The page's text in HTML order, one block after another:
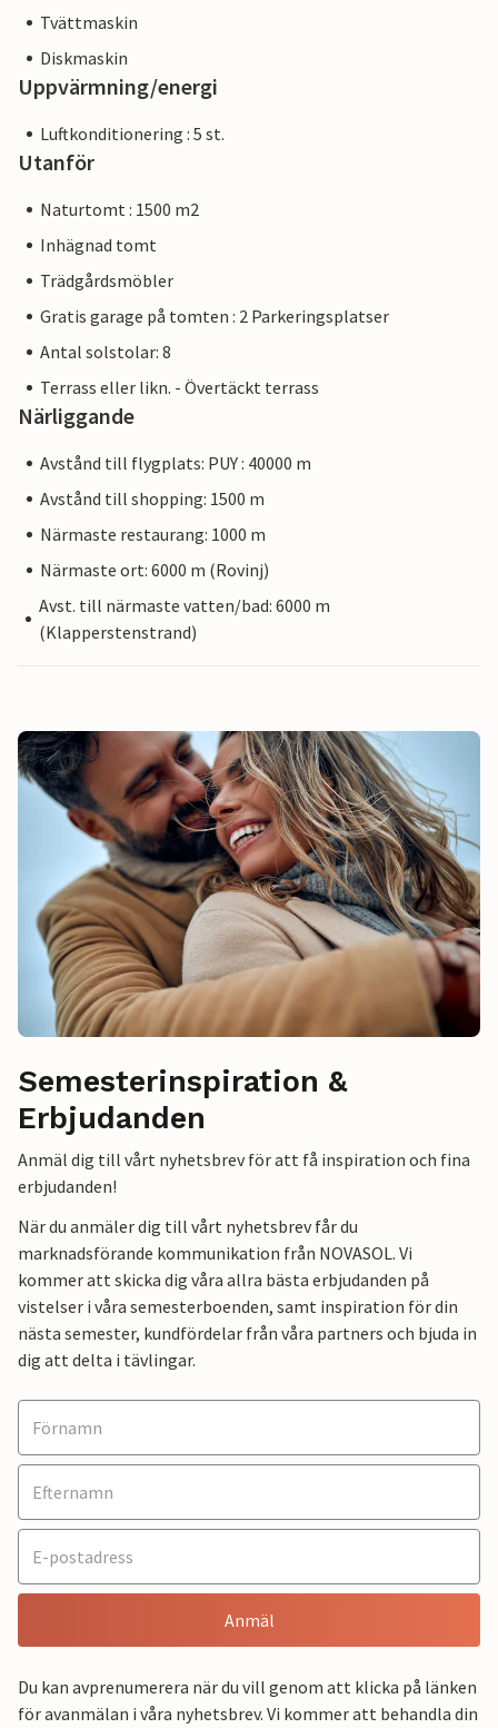
Tvättmaskin
Diskmaskin
Uppvärmning/energi
Luftkonditionering : 5 st.
Utanför
Naturtomt : 1500 m2
Inhägnad tomt
Trädgårdsmöbler
Gratis garage på tomten : 2 Parkeringsplatser
Antal solstolar: 8
Terrass eller likn. - Övertäckt terrass
Närliggande
Avstånd till flygplats: PUY : 40000 m
Avstånd till shopping: 1500 m
Närmaste restaurang: 1000 m
Närmaste ort: 6000 m (Rovinj)
Avst. till närmaste vatten/bad: 6000 m
(Klapperstenstrand)
Semesterinspiration &
Erbjudanden
Anmäl dig till vårt nyhetsbrev för att få inspiration och fina
erbjudanden!
När du anmäler dig till vårt nyhetsbrev får du
marknadsförande kommunikation från NOVASOL. Vi
kommer att skicka dig våra allra bästa erbjudanden på
vistelser i våra semesterboenden, samt inspiration för din
nästa semester, kundfördelar från våra partners och bjuda in
dig att delta i tävlingar.
Anmäl
Du kan avprenumerera när du vill genom att klicka på länken
för avanmälan i våra nyhetsbrev. Vi kommer att behandla din